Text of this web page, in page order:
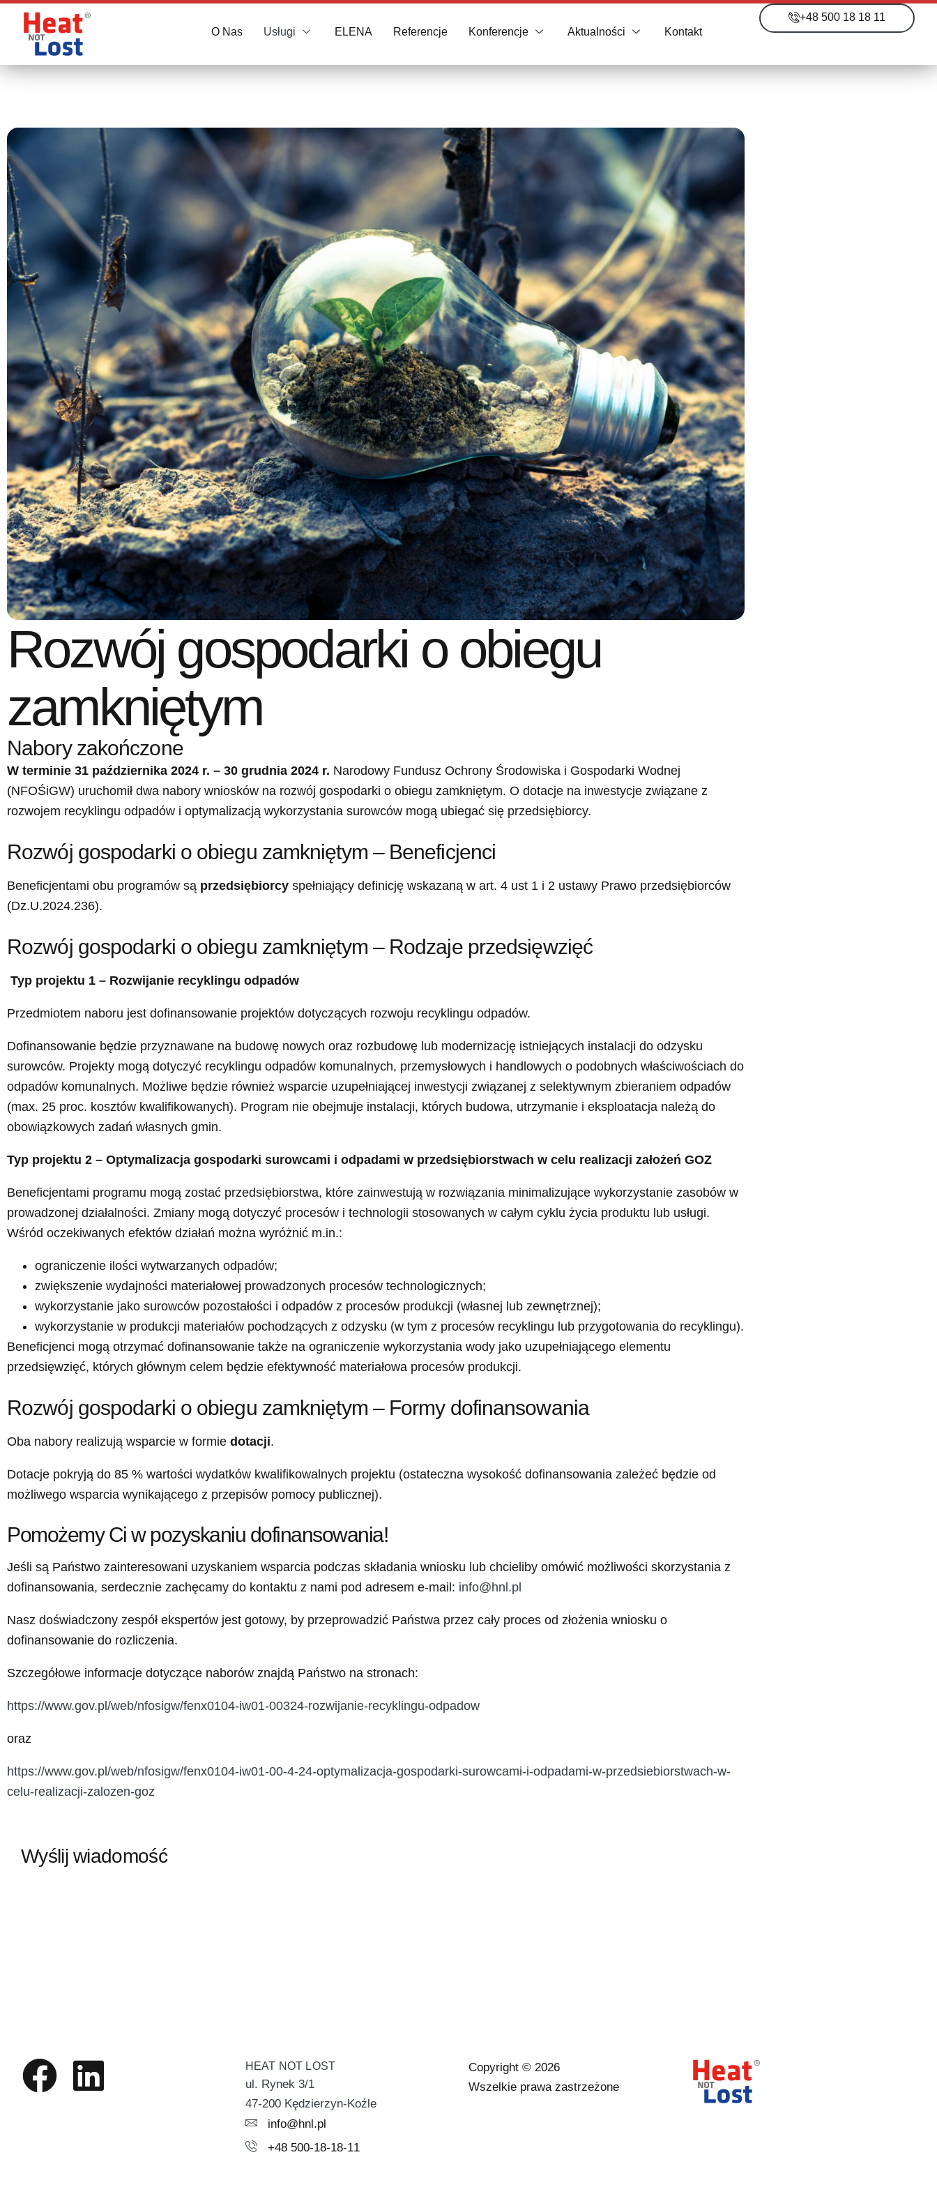
O Nas Usługi ELENA Referencje Konferencje Aktualności Kontakt
+48 500 18 18 11
Rozwój gospodarki o obiegu
zamkniętym
Nabory zakończone
W terminie 31 października 2024 r. – 30 grudnia 2024 r. Narodowy Fundusz Ochrony Środowiska i Gospodarki Wodnej
(NFOŚiGW) uruchomił dwa nabory wniosków na rozwój gospodarki o obiegu zamkniętym. O dotacje na inwestycje związane z
rozwojem recyklingu odpadów i optymalizacją wykorzystania surowców mogą ubiegać się przedsiębiorcy.
Rozwój gospodarki o obiegu zamkniętym – Beneficjenci
Beneficjentami obu programów są przedsiębiorcy spełniający definicję wskazaną w art. 4 ust 1 i 2 ustawy Prawo przedsiębiorców
(Dz.U.2024.236).
Rozwój gospodarki o obiegu zamkniętym – Rodzaje przedsięwzięć
Typ projektu 1 – Rozwijanie recyklingu odpadów
Przedmiotem naboru jest dofinansowanie projektów dotyczących rozwoju recyklingu odpadów.
Dofinansowanie będzie przyznawane na budowę nowych oraz rozbudowę lub modernizację istniejących instalacji do odzysku
surowców. Projekty mogą dotyczyć recyklingu odpadów komunalnych, przemysłowych i handlowych o podobnych właściwościach do
odpadów komunalnych. Możliwe będzie również wsparcie uzupełniającej inwestycji związanej z selektywnym zbieraniem odpadów
(max. 25 proc. kosztów kwalifikowanych). Program nie obejmuje instalacji, których budowa, utrzymanie i eksploatacja należą do
obowiązkowych zadań własnych gmin.
Typ projektu 2 – Optymalizacja gospodarki surowcami i odpadami w przedsiębiorstwach w celu realizacji założeń GOZ
Beneficjentami programu mogą zostać przedsiębiorstwa, które zainwestują w rozwiązania minimalizujące wykorzystanie zasobów w
prowadzonej działalności. Zmiany mogą dotyczyć procesów i technologii stosowanych w całym cyklu życia produktu lub usługi.
Wśród oczekiwanych efektów działań można wyróżnić m.in.:
ograniczenie ilości wytwarzanych odpadów;
zwiększenie wydajności materiałowej prowadzonych procesów technologicznych;
wykorzystanie jako surowców pozostałości i odpadów z procesów produkcji (własnej lub zewnętrznej);
wykorzystanie w produkcji materiałów pochodzących z odzysku (w tym z procesów recyklingu lub przygotowania do recyklingu).
Beneficjenci mogą otrzymać dofinansowanie także na ograniczenie wykorzystania wody jako uzupełniającego elementu
przedsięwzięć, których głównym celem będzie efektywność materiałowa procesów produkcji.
Rozwój gospodarki o obiegu zamkniętym – Formy dofinansowania
Oba nabory realizują wsparcie w formie dotacji.
Dotacje pokryją do 85 % wartości wydatków kwalifikowalnych projektu (ostateczna wysokość dofinansowania zależeć będzie od
możliwego wsparcia wynikającego z przepisów pomocy publicznej).
Pomożemy Ci w pozyskaniu dofinansowania!
Jeśli są Państwo zainteresowani uzyskaniem wsparcia podczas składania wniosku lub chcieliby omówić możliwości skorzystania z
dofinansowania, serdecznie zachęcamy do kontaktu z nami pod adresem e-mail: info@hnl.pl
Nasz doświadczony zespół ekspertów jest gotowy, by przeprowadzić Państwa przez cały proces od złożenia wniosku o
dofinansowanie do rozliczenia.
Szczegółowe informacje dotyczące naborów znajdą Państwo na stronach:
https://www.gov.pl/web/nfosigw/fenx0104-iw01-00324-rozwijanie-recyklingu-odpadow
oraz
https://www.gov.pl/web/nfosigw/fenx0104-iw01-00-4-24-optymalizacja-gospodarki-surowcami-i-odpadami-w-przedsiebiorstwach-w-
celu-realizacji-zalozen-goz
Wyślij wiadomość
HEAT NOT LOST
ul. Rynek 3/1
47-200 Kędzierzyn-Koźle
info@hnl.pl
+48 500-18-18-11
Copyright © 2026
Wszelkie prawa zastrzeżone